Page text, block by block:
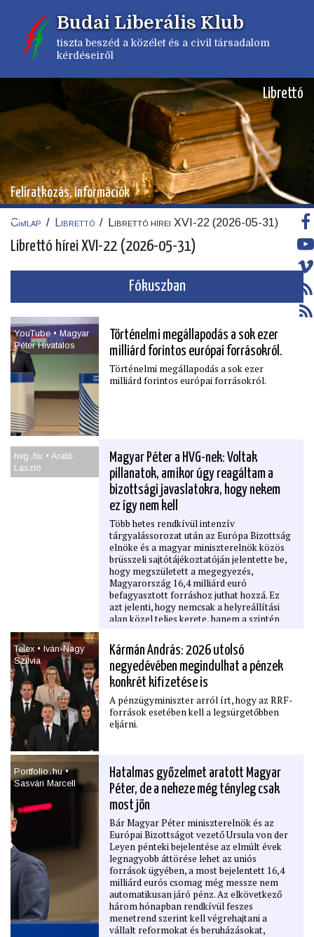
tartalomra
Budai Liberális Klub
tiszta beszéd a közélet és a civil társadalom
kérdéseiről
Librettó
Feliratkozás, információk
Címlap / Librettó / Librettó hírei XVI-22 (2026-05-31)
Librettó hírei XVI-22 (2026-05-31)
Fókuszban
YouTube • Magyar
Péter Hivatalos
Történelmi megállapodás a sok ezer
milliárd forintos európai forrásokról.
Történelmi megállapodás a sok ezer
milliárd forintos európai forrásokról.
hvg․hu • Arató
László
Magyar Péter a HVG-nek: Voltak
pillanatok, amikor úgy reagáltam a
bizottsági javaslatokra, hogy nekem
ez így nem kell
Több hetes rendkívül intenzív
tárgyalássorozat után az Európa Bizottság
elnöke és a magyar miniszterelnök közös
brüsszeli sajtótájékoztatóján jelentette be,
hogy megszületett a megegyezés,
Magyarország 16,4 milliárd euró
befagyasztott forráshoz juthat hozzá. Ez
azt jelenti, hogy nemcsak a helyreállítási
alap közel teljes kerete, hanem a szintén
hozzáférhetők lesznek. Nem sokkal a
sajtótájékoztató után adott exluzív interjút
a HVG-nek Brüsszelben Magyar Péter
miniszterelnök, illetve néhány kérdésre
Vitézy Dávid közlekedési és beruházási
miniszter válaszolt.
Telex • Iván-Nagy
Szilvia
Kármán András: 2026 utolsó
negyedévében megindulhat a pénzek
konkrét kiﬁzetése is
A pénzügyminiszter arról írt, hogy az RRF-
források esetében kell a legsürgetőbben
eljárni.
Portfolio․hu •
Sasvári Marcell
Hatalmas győzelmet aratott Magyar
Péter, de a neheze még tényleg csak
most jön
Bár Magyar Péter miniszterelnök és az
Európai Bizottságot vezető Ursula von der
Leyen pénteki bejelentése az elmúlt évek
legnagyobb áttörése lehet az uniós
források ügyében, a most bejelentett 16,4
milliárd eurós csomag még messze nem
automatikusan járó pénz. Az elkövetkező
három hónapban rendkívül feszes
menetrend szerint kell végrehajtani a
vállalt reformokat és beruházásokat,